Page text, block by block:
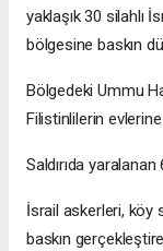
yaklaşık 30 silahlı
bölgesine baskın
Bölgedeki Ummu
Filistinlilerin
Saldırıda
İsrail askerleri, köy
baskın